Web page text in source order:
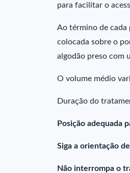
para facilitar o
Ao término de cada
colocada sobre o
algodão preso com
O volume médio
Duração do
Posição adequada
Siga a orientação
Não interrompa o